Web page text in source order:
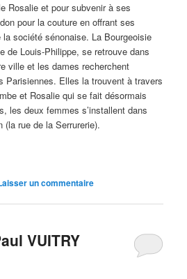
Rosalie et pour subvenir à ses
pour la couture en offrant ses
société sénonaise. La Bourgeoisie
de Louis-Philippe, se retrouve dans
ville et les dames recherchent
Parisiennes. Elles la trouvent à travers
et Rosalie qui se fait désormais
les deux femmes s’installent dans
(la rue de la Serrurerie).
un commentaire
VUITRY